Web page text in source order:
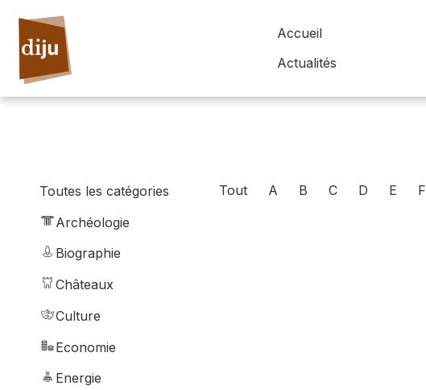
Accueil
Actualités
Toutes les catégories
Archéologie
Biographie
Châteaux
Culture
Economie
Energie
Tout A B C D E F